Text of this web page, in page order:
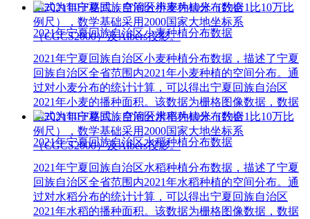
格式为TIFF格式，空间分辨率为10米（约合1比10万比
例尺），数学基础采用2000国家大地坐标系
（CGCS2000）及Albers投影。
2021年宁夏回族自治区小麦种植分布数据
2021年宁夏回族自治区小麦种植分布数据，描述了宁夏
回族自治区全省范围内2021年小麦种植的空间分布。通
过对小麦分布的统计计算，可以得出宁夏回族自治区
2021年小麦的播种面积。该数据为栅格图像数据，数据
格式为TIFF格式，空间分辨率为10米（约合1比10万比
例尺），数学基础采用2000国家大地坐标系
（CGCS2000）及Albers投影。
2021年宁夏回族自治区水稻种植分布数据
2021年宁夏回族自治区水稻种植分布数据，描述了宁夏
回族自治区全省范围内2021年水稻种植的空间分布。通
过对水稻分布的统计计算，可以得出宁夏回族自治区
2021年水稻的播种面积。该数据为栅格图像数据，数据